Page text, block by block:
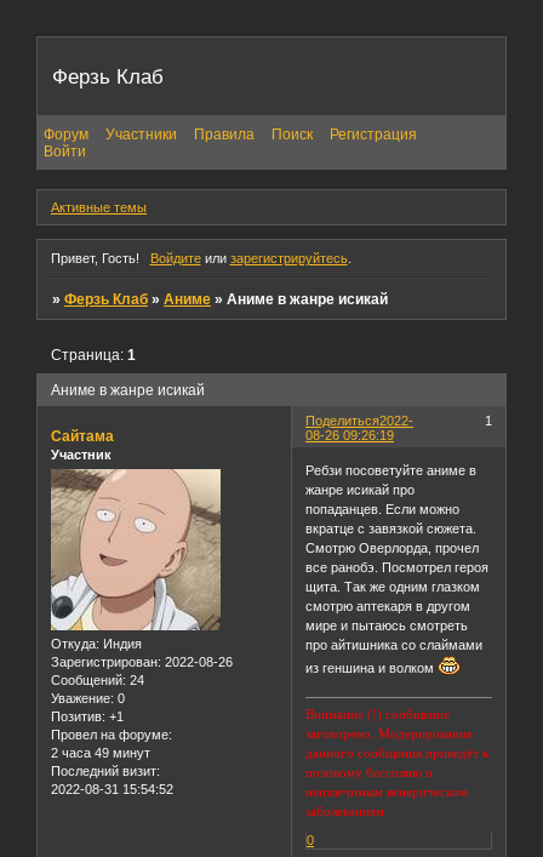
Ферзь Клаб
Форум Участники Правила Поиск
Регистрация
Войти
Активные темы
Привет, Гость! Войдитеили зарегистрируйтесь.
»Ферзь Клаб »Аниме »Аниме в жанре исикай
Аниме в жанре исикай
Страница:1
Поделиться 1
2022-
08-26 09:26:19
Сайтама
Участник
Откуда: Индия
Зарегистрирован: 2022-08-26
Сообщений: 24
Уважение: 0
Позитив: +1
Провел на форуме:
2 часа 49 минут
Последний визит:
2022-08-31 15:54:52
Ребзи посоветуйте аниме в
жанре исикай про
попаданцев. Если можно
вкратце с завязкой сюжета.
Смотрю Оверлорда, прочел
все ранобэ. Посмотрел героя
щита. Так же одним глазком
смотрю аптекаря в другом
мире и пытаюсь смотреть
про айтишника со слаймами
из геншина и волком
Внимание (!) сообщение
заговорено. Модерирование
данного сообщения приведёт к
половому бессилию и
неизлечимым венерическим
заболеваниям
0